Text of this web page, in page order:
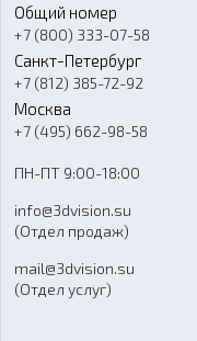
Программное
Ремонт и услуги
О компании
Контакты
Гос. закупки
Стать дилером
Блог
FAQ
Общий номер
+7 (800) 333-07-58
Санкт-Петербург
+7 (812) 385-72-92
Москва
+7 (495) 662-98-58
ПН-ПТ 9:00-18:00
info@3dvision.su
(Отдел продаж)
mail@3dvision.su
(Отдел услуг)